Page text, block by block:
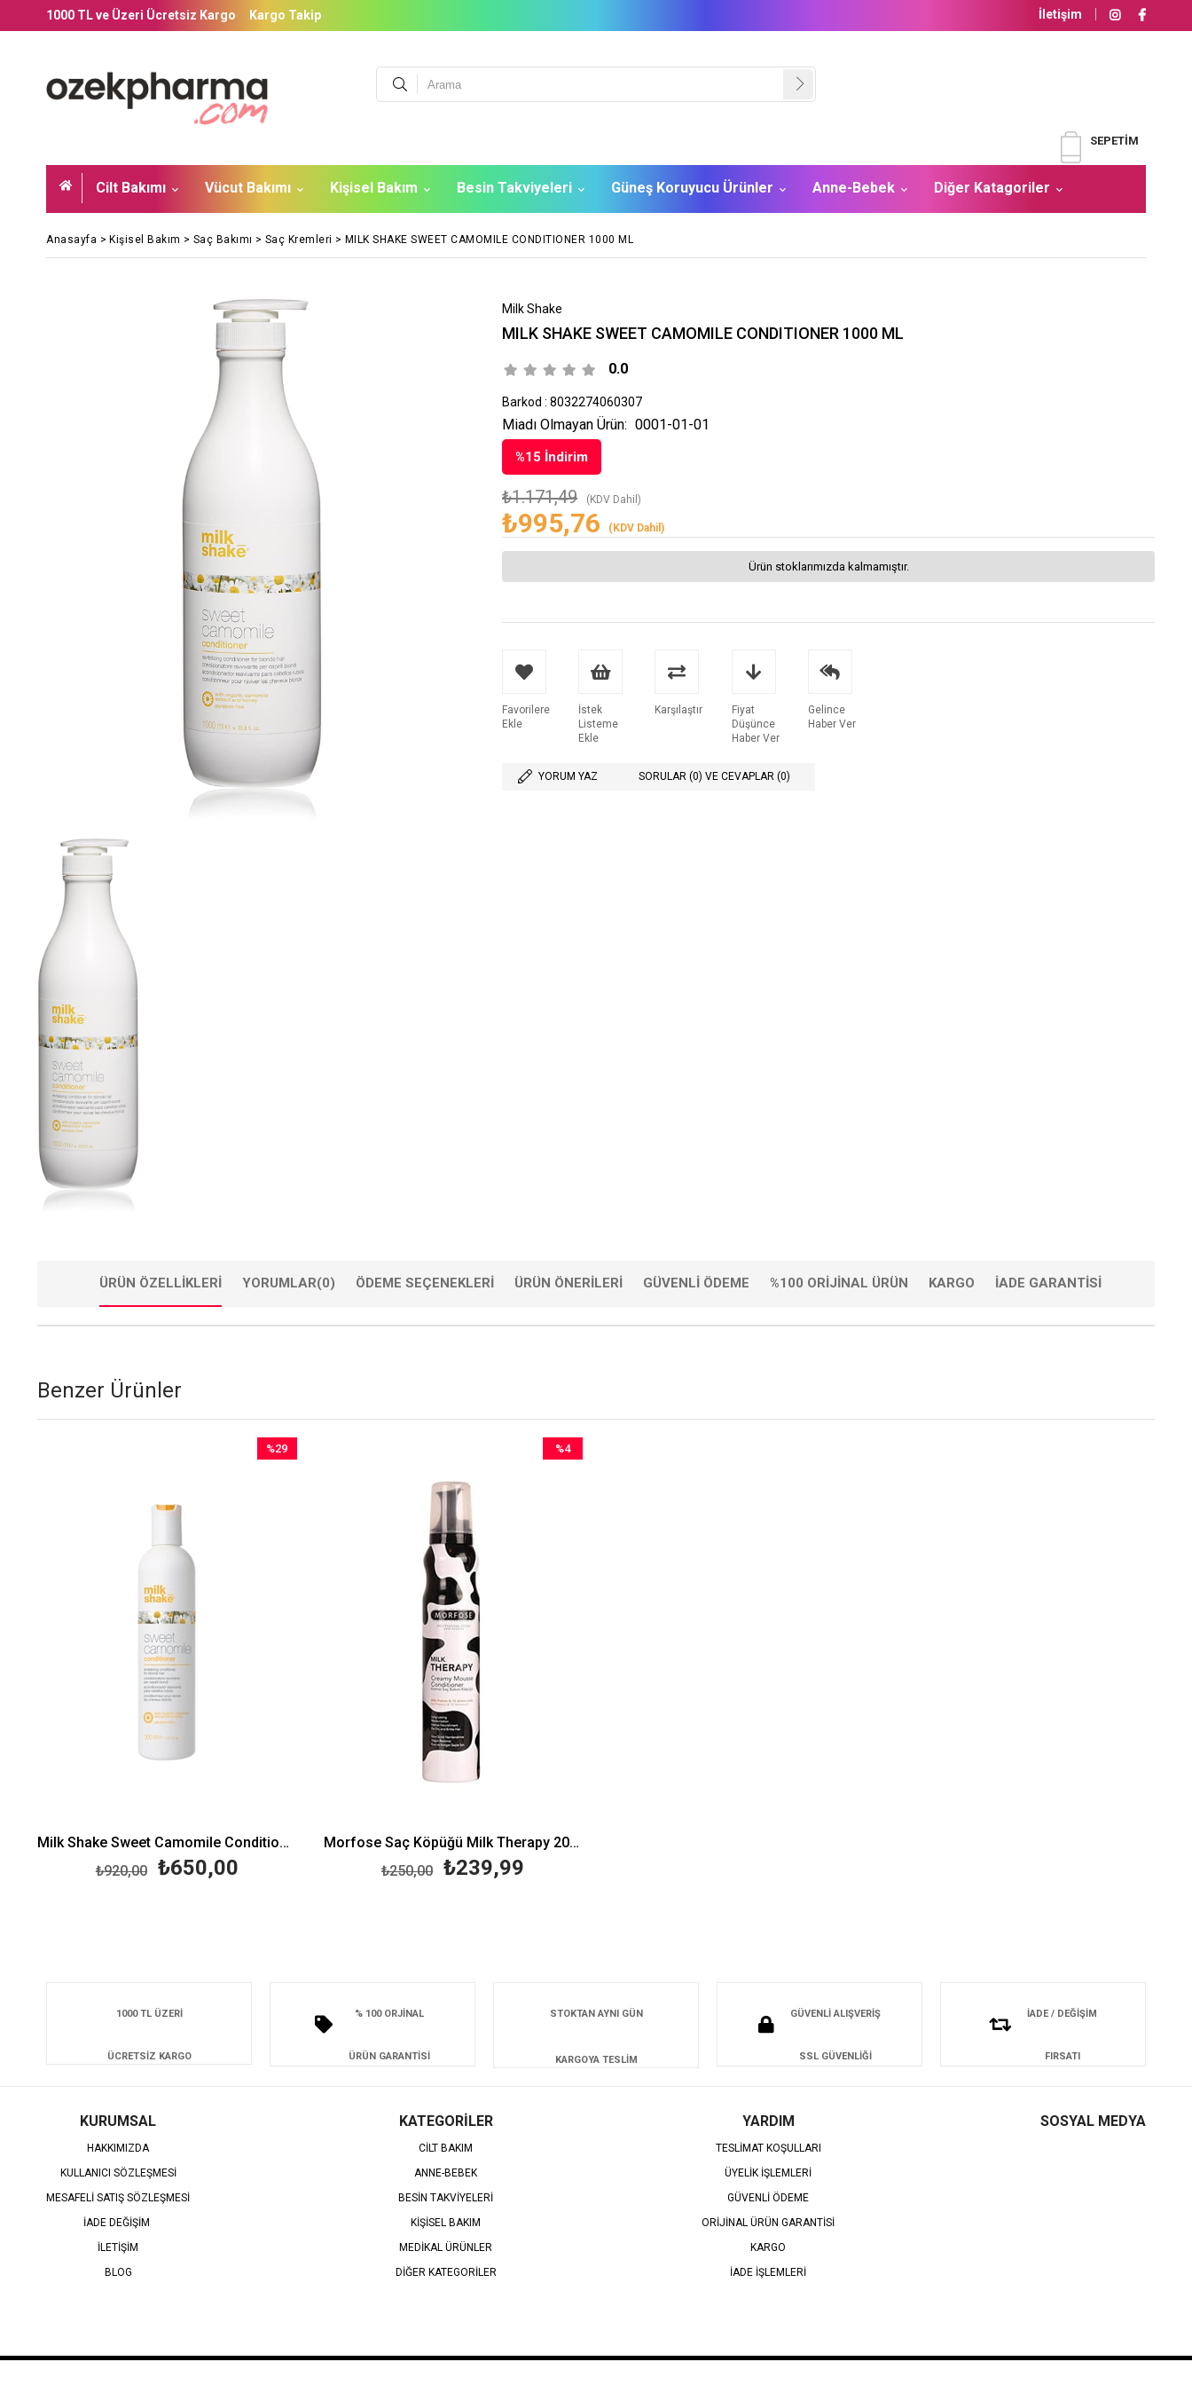
1000 TL ve Üzeri Ücretsiz Kargo Kargo Takip İletişim
SEPETIM
Cilt Bakımı Vücut Bakımı Kişisel Bakım Besin Takviyeleri Güneş Koruyucu Ürünler Anne-Bebek Diğer Katagoriler
Anasayfa > Kişisel Bakım > Saç Bakımı > Saç Kremleri > MILK SHAKE SWEET CAMOMILE CONDITIONER 1000 ML
Milk Shake
MILK SHAKE SWEET CAMOMILE CONDITIONER 1000 ML
0.0
Barkod : 8032274060307
%15 İndirim
₺1.171,49 (KDV Dahil)
₺995,76 (KDV Dahil)
Miadı Olmayan Ürün: 0001-01-01
Ürün stoklarımızda kalmamıştır.
Favorilere
Ekle
İstek
Listeme
Ekle
Karşılaştır
Fiyat
Düşünce
Haber Ver
Gelince
Haber Ver
YORUM YAZ SORULAR (0) VE CEVAPLAR (0)
ÜRÜN ÖZELLIKLERI YORUMLAR(0) ÖDEME SEÇENEKLERI ÜRÜN ÖNERILERI GÜVENLI ÖDEME %100 ORIJINAL ÜRÜN KARGO İADE GARANTISI
Benzer Ürünler
Milk Shake Sweet Camomile Conditioner 300 ML
₺650,00
₺920,00
%29
Morfose Saç Köpüğü Milk Therapy 200 ml
₺239,99
₺250,00
%4
1000 TL ÜZERİ
ÜCRETSİZ KARGO
% 100 ORJİNAL
ÜRÜN GARANTİSİ
STOKTAN AYNI GÜN
KARGOYA TESLİM
GÜVENLİ ALIŞVERİŞ
SSL GÜVENLİĞİ
İADE / DEĞİŞİM
FIRSATI
KURUMSAL
HAKKIMIZDA
KULLANICI SÖZLEŞMESİ
MESAFELİ SATIŞ SÖZLEŞMESİ
İADE DEĞİŞİM
İLETİŞİM
BLOG
KATEGORİLER
CİLT BAKIM
ANNE-BEBEK
BESİN TAKVİYELERİ
KİŞİSEL BAKIM
MEDİKAL ÜRÜNLER
DİĞER KATEGORİLER
YARDIM
TESLİMAT KOŞULLARI
ÜYELİK İŞLEMLERİ
GÜVENLİ ÖDEME
ORİJİNAL ÜRÜN GARANTİSİ
KARGO
İADE İŞLEMLERİ
SOSYAL MEDYA